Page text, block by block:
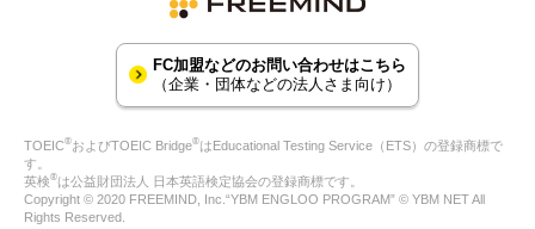
FC加盟などのお問い合わせはこちら
（企業・団体などの法人さま向け）
TOEIC®およびTOEIC Bridge®はEducational Testing Service（ETS）の登録商標で
す。
英検®は公益財団法人 日本英語検定協会の登録商標です。
Copyright © 2020 FREEMIND, Inc.“YBM ENGLOO PROGRAM” © YBM NET All
Rights Reserved.